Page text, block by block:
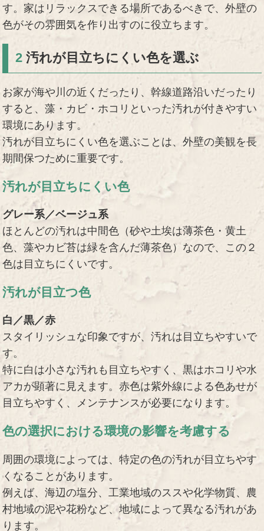
す。家はリラックスできる場所であるべきで、外壁の
色がその雰囲気を作り出すのに役立ちます。
2汚れが目立ちにくい色を選ぶ
お家が海や川の近くだったり、幹線道路沿いだったり
すると、藻・カビ・ホコリといった汚れが付きやすい
環境にあります。
汚れが目立ちにくい色を選ぶことは、外壁の美観を長
期間保つために重要です。
汚れが目立ちにくい色
グレー系／ベージュ系
ほとんどの汚れは中間色（砂や土埃は薄茶色・黄土
色、藻やカビ苔は緑を含んだ薄茶色）なので、この２
色は目立ちにくいです。
汚れが目立つ色
白／黒／赤
スタイリッシュな印象ですが、汚れは目立ちやすいで
す。
特に白は小さな汚れも目立ちやすく、黒はホコリや水
アカが顕著に見えます。赤色は紫外線による色あせが
目立ちやすく、メンテナンスが必要になります。
色の選択における環境の影響を考慮する
周囲の環境によっては、特定の色の汚れが目立ちやす
くなることがあります。
例えば、海辺の塩分、工業地域のススや化学物質、農
村地域の泥や花粉など、地域によって異なる汚れがあ
ります。